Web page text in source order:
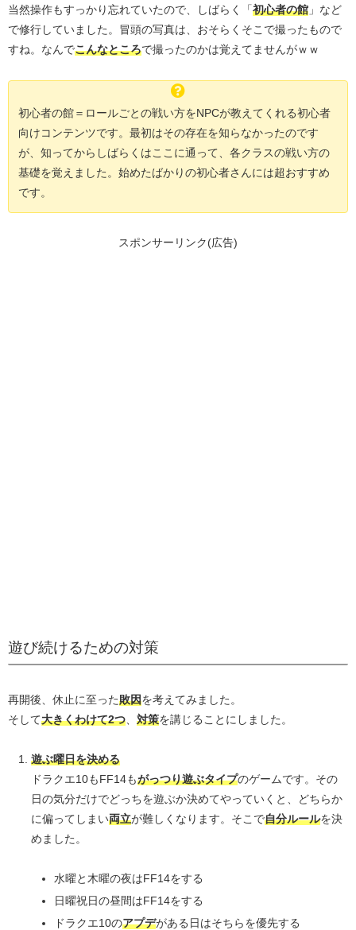
当然操作もすっかり忘れていたので、しばらく「初心者の館 」など
で修行していました。冒頭の写真は、おそらくそこで撮ったもので
すね。なんでこんなところで撮ったのかは覚えてませんがｗｗ
初心者の館＝ロールごとの戦い方をNPCが教えてくれる初心者
向けコンテンツです。最初はその存在を知らなかったのです
が、知ってからしばらくはここに通って、各クラスの戦い方の
基礎を覚えました。始めたばかりの初心者さんには超おすすめ
です。
スポンサーリンク(広告)
遊び続けるための対策
再開後、休止に至った敗因を考えてみました。
そして大きくわけて2つ 対策を講じることにしました。
遊ぶ曜日を決める
ドラクエ10もFF14もがっつり遊ぶタイプのゲームです。その
日の気分だけでどっちを遊ぶか決めてやっていくと、どちらか
に偏ってしまい両立が難しくなります。そこで自分ルールを決
めました。
水曜と木曜の夜はFF14をする
日曜祝日の昼間はFF14をする
ドラクエ10のアプデがある日はそちらを優先する